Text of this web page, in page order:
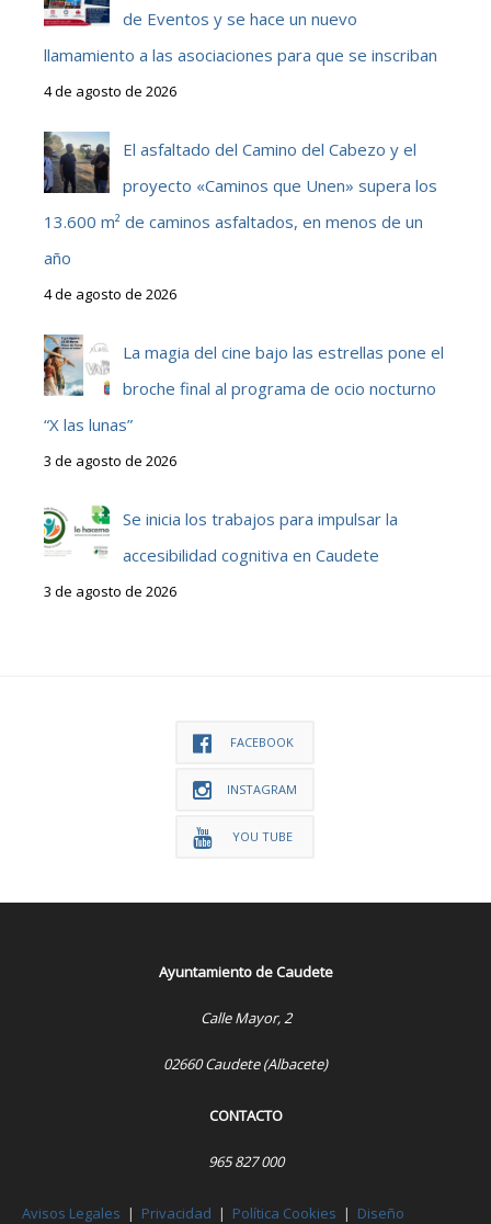
de Eventos y se hace un nuevo
llamamiento a las asociaciones para que se inscriban
4 de agosto de 2026
El asfaltado del Camino del Cabezo y el
proyecto «Caminos que Unen» supera los
13.600 m² de caminos asfaltados, en menos de un
año
4 de agosto de 2026
La magia del cine bajo las estrellas pone el
broche final al programa de ocio nocturno
“X las lunas”
3 de agosto de 2026
Se inicia los trabajos para impulsar la
accesibilidad cognitiva en Caudete
3 de agosto de 2026
FACEBOOK
INSTAGRAM
YOU TUBE
Ayuntamiento de Caudete
Calle Mayor, 2
02660 Caudete (Albacete)
CONTACTO
965 827 000
Avisos Legales | Privacidad | Política Cookies | Diseño